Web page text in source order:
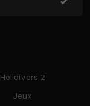
Helldivers 2
Jeux